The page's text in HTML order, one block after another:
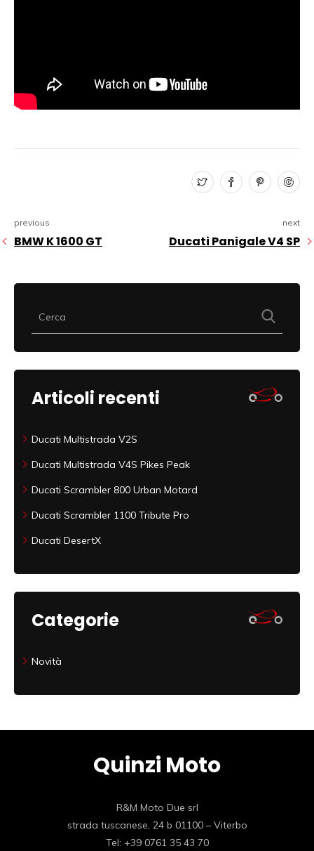
previous
BMW K 1600 GT
next
Ducati Panigale V4 SP
Articoli recenti
Ducati Multistrada V2S
Ducati Multistrada V4S Pikes Peak
Ducati Scrambler 800 Urban Motard
Ducati Scrambler 1100 Tribute Pro
Ducati DesertX
Categorie
Novità
Quinzi Moto
R&M Moto Due srl
strada tuscanese, 24 b 01100 – Viterbo
Tel: +39 0761 35 43 70